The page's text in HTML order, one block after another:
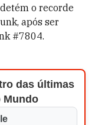
o recorde
após ser
#7804.
das últimas
Mundo